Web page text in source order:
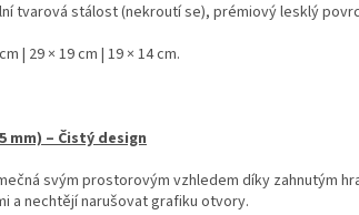
tvarová stálost (nekroutí se), prémiový lesklý
| 29 × 19 cm | 19 × 14 cm.
mm) – Čistý design
svým prostorovým vzhledem díky zahnutým
a nechtějí narušovat grafiku otvory.